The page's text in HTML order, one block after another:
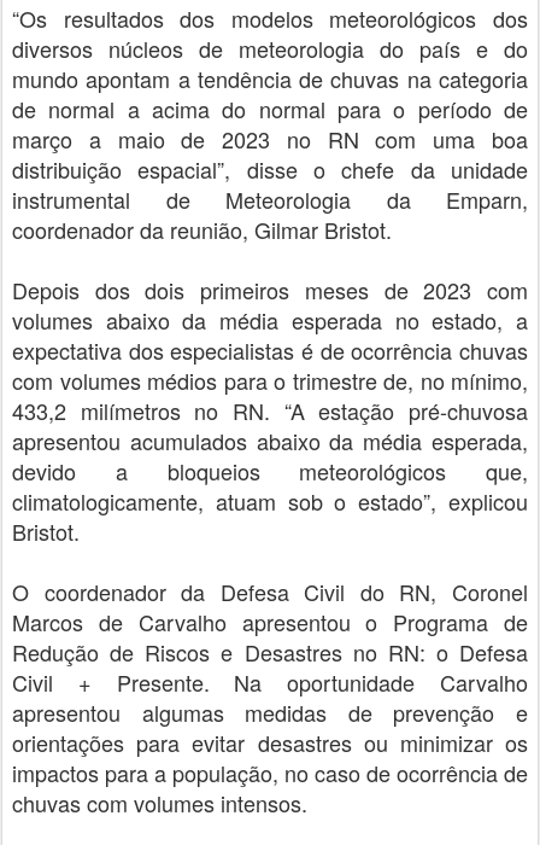
“Os resultados dos modelos meteorológicos dos
diversos núcleos de meteorologia do país e do
mundo apontam a tendência de chuvas na categoria
de normal a acima do normal para o período de
março a maio de 2023 no RN com uma boa
distribuição espacial”, disse o chefe da unidade
instrumental de Meteorologia da Emparn,
coordenador da reunião, Gilmar Bristot.
Depois dos dois primeiros meses de 2023 com
volumes abaixo da média esperada no estado, a
expectativa dos especialistas é de ocorrência chuvas
com volumes médios para o trimestre de, no mínimo,
433,2 milímetros no RN. “A estação pré-chuvosa
apresentou acumulados abaixo da média esperada,
devido a bloqueios meteorológicos que,
climatologicamente, atuam sob o estado”, explicou
Bristot.
O coordenador da Defesa Civil do RN, Coronel
Marcos de Carvalho apresentou o Programa de
Redução de Riscos e Desastres no RN: o Defesa
Civil + Presente. Na oportunidade Carvalho
apresentou algumas medidas de prevenção e
orientações para evitar desastres ou minimizar os
impactos para a população, no caso de ocorrência de
chuvas com volumes intensos.